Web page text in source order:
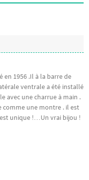
en 1956 .Il à la barre de
ventrale a été installé
avec une charrue à main .
comme une montre . il est
unique !…Un vrai bijou !